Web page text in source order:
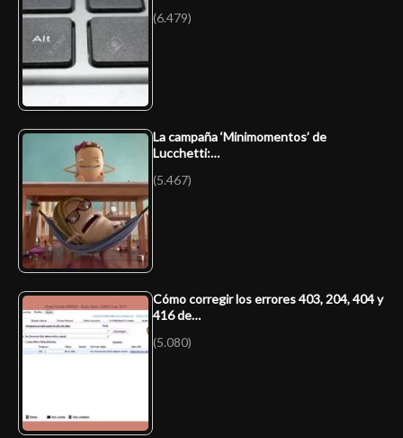
(6.479)
La campaña ‘Minimomentos’ de
Lucchetti:…
(5.467)
Cómo corregir los errores 403, 204, 404 y
416 de…
(5.080)